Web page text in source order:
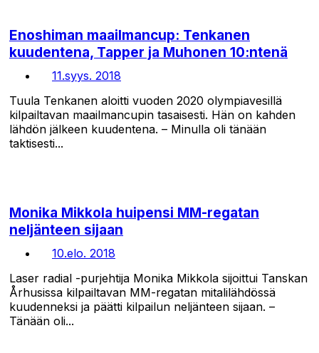
Enoshiman maailmancup: Tenkanen
kuudentena, Tapper ja Muhonen 10:ntenä
11.syys. 2018
Tuula Tenkanen aloitti vuoden 2020 olympiavesillä
kilpailtavan maailmancupin tasaisesti. Hän on kahden
lähdön jälkeen kuudentena. – Minulla oli tänään
taktisesti...
Monika Mikkola huipensi MM-regatan
neljänteen sijaan
10.elo. 2018
Laser radial -purjehtija Monika Mikkola sijoittui Tanskan
Århusissa kilpailtavan MM-regatan mitalilähdössä
kuudenneksi ja päätti kilpailun neljänteen sijaan. –
Tänään oli...